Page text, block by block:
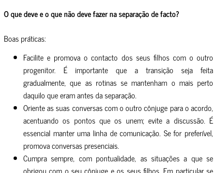
O que deve e o que não deve fazer na separação de facto?
Boas práticas:
Facilite e promova o contacto dos seus filhos com o outro
progenitor. É importante que a transição seja feita
gradualmente, que as rotinas se mantenham o mais perto
daquilo que eram antes da separação.
Oriente as suas conversas com o outro cônjuge para o acordo,
acentuando os pontos que os unem; evite a discussão. É
essencial manter uma linha de comunicação. Se for preferível,
promova conversas presenciais.
Cumpra sempre, com pontualidade, as situações a que se
obrigou com o seu cônjuge e os seus filhos. Em particular se